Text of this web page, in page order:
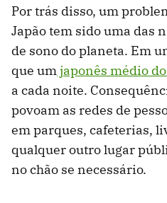
Por trás disso, um
Japão tem sido uma das
de sono do planeta. Em
que umjaponês médio
a cada noite.
povoam as redes de
em parques, cafeterias,
qualquer outro lugar
no chão se necessário.